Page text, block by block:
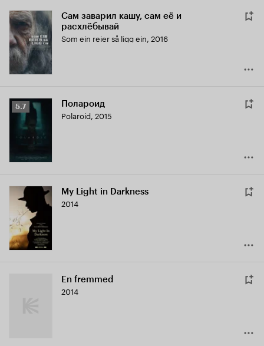
Сам заварил кашу, сам её и
расхлёбывай
Som ein reier så ligg ein, 2016
Рейтинг
Кинопоиска
5.7
5.7 Полароид
Polaroid, 2015
My Light in Darkness
2014
En fremmed
2014